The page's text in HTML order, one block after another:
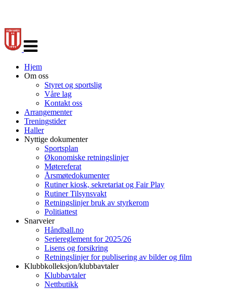
navigasjon
Hjem
Om oss
Styret og sportslig
Våre lag
Kontakt oss
Arrangementer
Treningstider
Haller
Nyttige dokumenter
Sportsplan
Økonomiske retningslinjer
Møtereferat
Årsmøtedokumenter
Rutiner kiosk, sekretariat og Fair Play
Rutiner Tilsynsvakt
Retningslinjer bruk av styrkerom
Politiattest
Snarveier
Håndball.no
Seriereglement for 2025/26
Lisens og forsikring
Retningslinjer for publisering av bilder og film
Klubbkolleksjon/klubbavtaler
Klubbavtaler
Nettbutikk